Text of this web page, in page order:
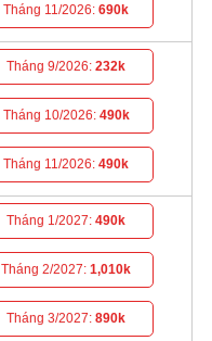
Tháng 11/2026:690k
Tháng 9/2026:232k
Tháng 10/2026: 490k
Tháng 11/2026:490k
Tháng 1/2027:490k
Tháng 2/2027:1,010k
Tháng 3/2027:890k